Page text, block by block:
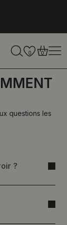
0 0
questions les
?